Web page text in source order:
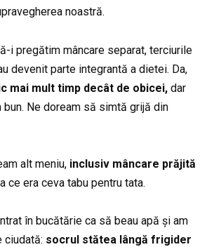
noastră.
i pregătim mâncare separat, terciurile
devenit parte integrantă a dietei. Da,
mai mult timp decât de obicei, dar
Ne doream să simtă grijă din
alt meniu, inclusiv mâncare prăjită
ce era ceva tabu pentru tata.
în bucătărie ca să beau apă și am
ciudată: socrul stătea lângă frigider